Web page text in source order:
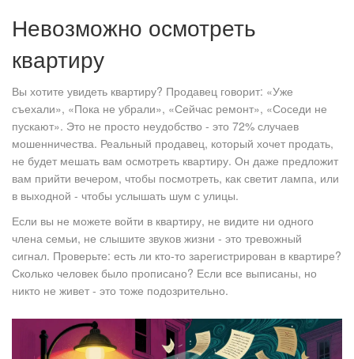
Невозможно осмотреть
квартиру
Вы хотите увидеть квартиру? Продавец говорит: «Уже
съехали», «Пока не убрали», «Сейчас ремонт», «Соседи не
пускают». Это не просто неудобство - это 72% случаев
мошенничества. Реальный продавец, который хочет продать,
не будет мешать вам осмотреть квартиру. Он даже предложит
вам прийти вечером, чтобы посмотреть, как светит лампа, или
в выходной - чтобы услышать шум с улицы.
Если вы не можете войти в квартиру, не видите ни одного
члена семьи, не слышите звуков жизни - это тревожный
сигнал. Проверьте: есть ли кто-то зарегистрирован в квартире?
Сколько человек было прописано? Если все выписаны, но
никто не живет - это тоже подозрительно.